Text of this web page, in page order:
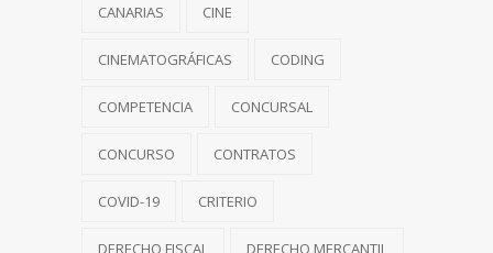
CANARIAS CINE
CINEMATOGRÁFICAS CODING
COMPETENCIA CONCURSAL
CONCURSO CONTRATOS
COVID-19 CRITERIO
DERECHO FISCAL DERECHO MERCANTIL